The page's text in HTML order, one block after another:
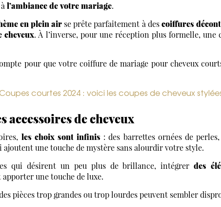
l’ambiance de votre mariage.
en plein air se prête parfaitement à descoiffures
cheveux. À l’inverse, pour une réception plus formelle,
pour que votre coiffure de mariage pour cheveux
courtes 2024 : voici les coupes de cheveux
accessoires de cheveux
les choix sont infinis : des barrettes ornées de
ajoutent une touche de mystère sans alourdir votre style.
qui désirent un peu plus de brillance, intégrerdes
apporter une touche de luxe.
pièces trop grandes ou trop lourdes peuvent sembler